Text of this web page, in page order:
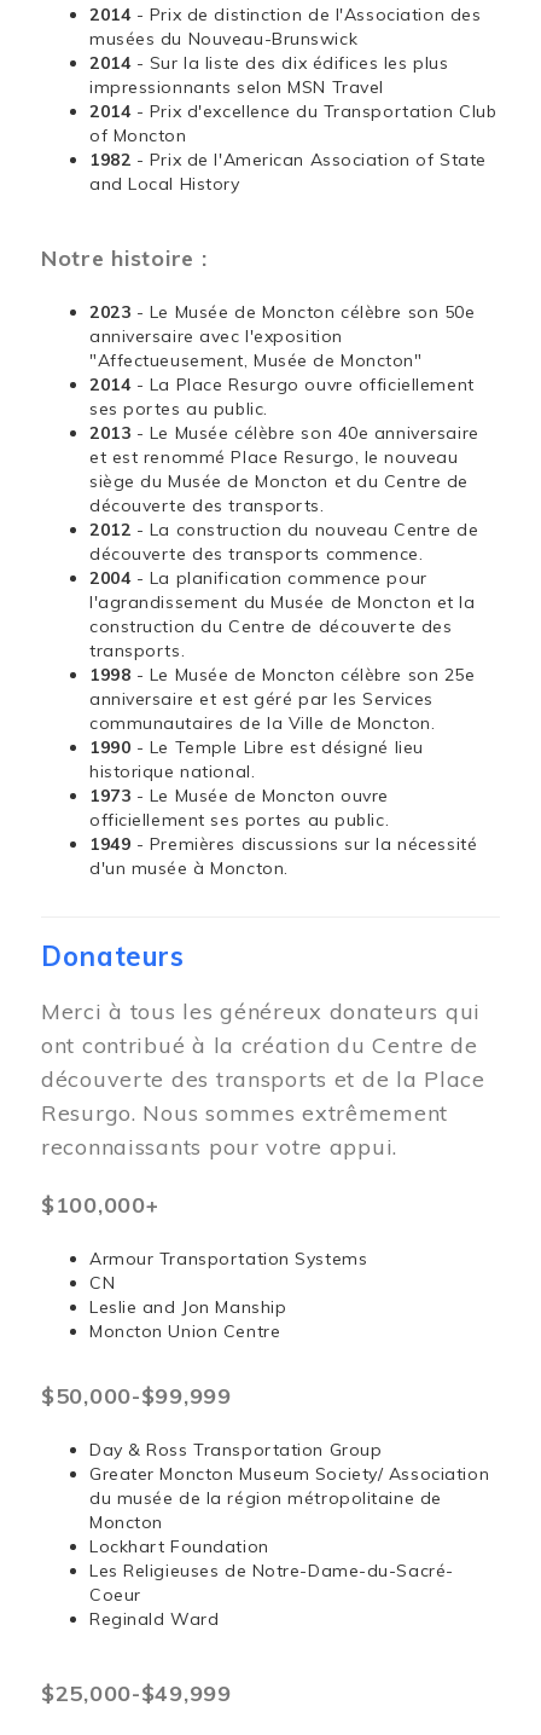
2014 - Prix de distinction de l'Association des
musées du Nouveau-Brunswick
2014 - Sur la liste des dix édifices les plus
impressionnants selon MSN Travel
2014 - Prix d'excellence du Transportation Club
of Moncton
1982 - Prix de l'American Association of State
and Local History
Notre histoire :
2023 - Le Musée de Moncton célèbre son 50e
anniversaire avec l'exposition
"Affectueusement, Musée de Moncton"
2014 - La Place Resurgo ouvre officiellement
ses portes au public.
2013 - Le Musée célèbre son 40e anniversaire
et est renommé Place Resurgo, le nouveau
siège du Musée de Moncton et du Centre de
découverte des transports.
2012 - La construction du nouveau Centre de
découverte des transports commence.
2004 - La planification commence pour
l'agrandissement du Musée de Moncton et la
construction du Centre de découverte des
transports.
1998 - Le Musée de Moncton célèbre son 25e
anniversaire et est géré par les Services
communautaires de la Ville de Moncton.
1990 - Le Temple Libre est désigné lieu
historique national.
1973 - Le Musée de Moncton ouvre
officiellement ses portes au public.
1949 - Premières discussions sur la nécessité
d'un musée à Moncton.
Donateurs
Merci à tous les généreux donateurs qui
ont contribué à la création du Centre de
découverte des transports et de la Place
Resurgo. Nous sommes extrêmement
reconnaissants pour votre appui.
$100,000+
Armour Transportation Systems
CN
Leslie and Jon Manship
Moncton Union Centre
$50,000-$99,999
Day & Ross Transportation Group
Greater Moncton Museum Society/ Association
du musée de la région métropolitaine de
Moncton
Lockhart Foundation
Les Religieuses de Notre-Dame-du-Sacré-
Coeur
Reginald Ward
$25,000-$49,999